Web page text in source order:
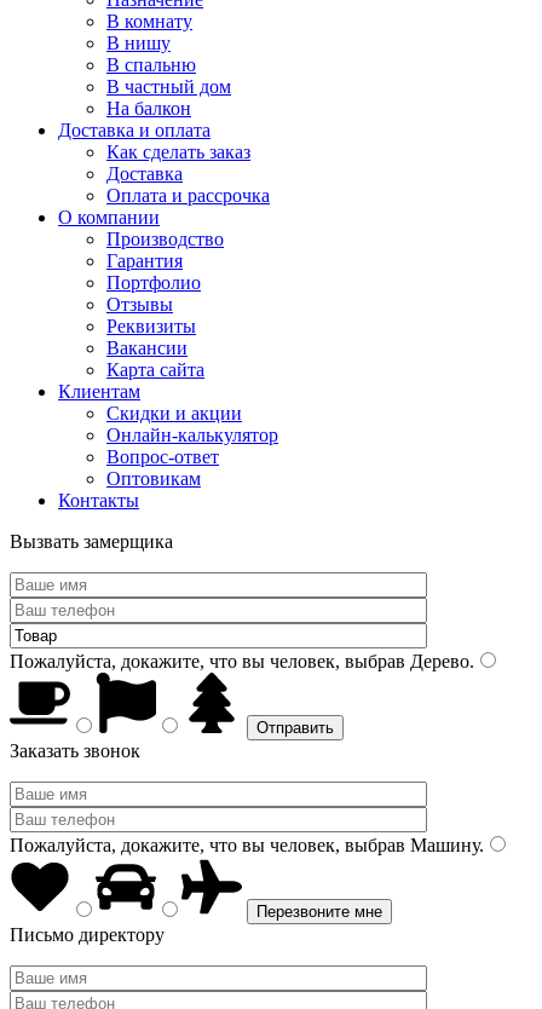
В комнату
В нишу
В спальню
В частный дом
На балкон
Доставка и оплата
Как сделать заказ
Доставка
Оплата и рассрочка
О компании
Производство
Гарантия
Портфолио
Отзывы
Реквизиты
Вакансии
Карта сайта
Клиентам
Скидки и акции
Онлайн-калькулятор
Вопрос-ответ
Оптовикам
Контакты
Вызвать замерщика
Пожалуйста, докажите, что вы человек, выбрав Дерево.
Заказать звонок
Пожалуйста, докажите, что вы человек, выбрав Машину.
Письмо директору